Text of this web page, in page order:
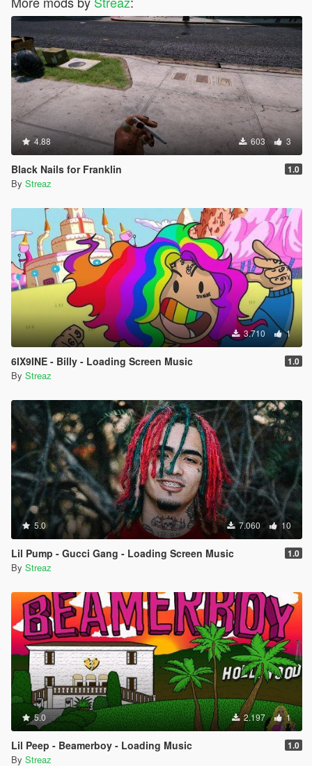
4.88 603 3
Black Nails for Franklin 1.0
By Streaz
3.710 1
6IX9INE - Billy - Loading Screen Music 1.0
By Streaz
5.0 7.060 10
Lil Pump - Gucci Gang - Loading Screen Music 1.0
By Streaz
5.0 2.197 1
Lil Peep - Beamerboy - Loading Music 1.0
By Streaz